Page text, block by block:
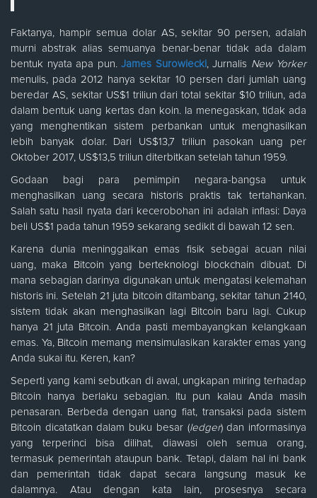
Faktanya, hampir semua dolar AS, sekitar 90 persen, adalah
murni abstrak alias semuanya benar-benar tidak ada dalam
bentuk nyata apa pun. James Surowiecki, Jurnalis New Yorker
menulis, pada 2012 hanya sekitar 10 persen dari jumlah uang
beredar AS, sekitar US$1 triliun dari total sekitar $10 triliun, ada
dalam bentuk uang kertas dan koin. Ia menegaskan, tidak ada
yang menghentikan sistem perbankan untuk menghasilkan
lebih banyak dolar. Dari US$13,7 triliun pasokan uang per
Oktober 2017, US$13,5 triliun diterbitkan setelah tahun 1959.
Godaan bagi para pemimpin negara-bangsa untuk
menghasilkan uang secara historis praktis tak tertahankan.
Salah satu hasil nyata dari kecerobohan ini adalah inflasi: Daya
beli US$1 pada tahun 1959 sekarang sedikit di bawah 12 sen.
Karena dunia meninggalkan emas fisik sebagai acuan nilai
uang, maka Bitcoin yang berteknologi blockchain dibuat. Di
mana sebagian darinya digunakan untuk mengatasi kelemahan
historis ini. Setelah 21 juta bitcoin ditambang, sekitar tahun 2140,
sistem tidak akan menghasilkan lagi Bitcoin baru lagi. Cukup
hanya 21 juta Bitcoin. Anda pasti membayangkan kelangkaan
emas. Ya, Bitcoin memang mensimulasikan karakter emas yang
Anda sukai itu. Keren, kan?
Seperti yang kami sebutkan di awal, ungkapan miring terhadap
Bitcoin hanya berlaku sebagian. Itu pun kalau Anda masih
penasaran. Berbeda dengan uang fiat, transaksi pada sistem
Bitcoin dicatatkan dalam buku besar (ledger) dan informasinya
yang terperinci bisa dilihat, diawasi oleh semua orang,
termasuk pemerintah ataupun bank. Tetapi, dalam hal ini bank
dan pemerintah tidak dapat secara langsung masuk ke
dalamnya. Atau dengan kata lain, prosesnya secara